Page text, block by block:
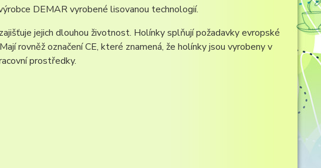
DEMAR vyrobené lisovanou technologií.
jejich dlouhou životnost. Holínky splňují požadavky evropské
rovněž označení CE, které znamená, že holínky jsou vyrobeny v
prostředky.